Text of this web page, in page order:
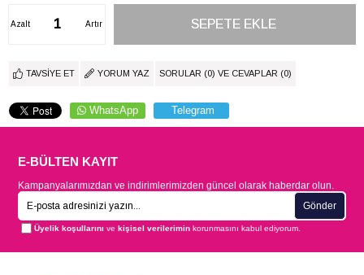
Artır
Azalt
TAVSIYE ET YORUM YAZ SORULAR (0) VE CEVAPLAR (0)
WhatsApp Telegram
E-BÜLTEN KAYIT
Kampanyalarımızdan ve indirimlerimizden güncel olarak haberdar olun.
Gönder
Üyelik koşullarını vekişisel verilerimin korunmasını kabul ediyorum.